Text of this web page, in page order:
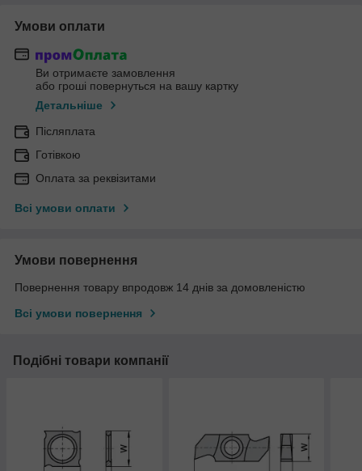
Умови оплати
Ви отримаєте замовлення
або гроші повернуться на вашу картку
Детальніше
Післяплата
Готівкою
Оплата за реквізитами
Всі умови оплати
Умови повернення
Повернення товару впродовж 14 днів за домовленістю
Всі умови повернення
Подібні товари компанії